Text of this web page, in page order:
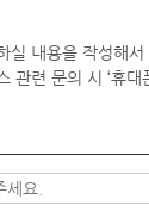
실 내용을 작성해
관련 문의 시 ‘휴